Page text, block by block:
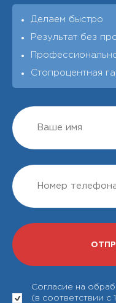
Делаем быстро
Результат без
Стопроцентная
Согласие на
(в соответствии с